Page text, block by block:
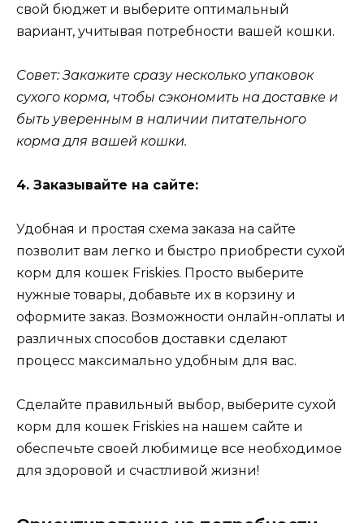
свой бюджет и выберите оптимальный
вариант, учитывая потребности вашей кошки.
Совет: Закажите сразу несколько упаковок
сухого корма, чтобы сэкономить на доставке и
быть уверенным в наличии питательного
корма для вашей кошки.
4. Заказывайте на сайте:
Удобная и простая схема заказа на сайте
позволит вам легко и быстро приобрести сухой
корм для кошек Friskies. Просто выберите
нужные товары, добавьте их в корзину и
оформите заказ. Возможности онлайн-оплаты и
различных способов доставки сделают
процесс максимально удобным для вас.
Сделайте правильный выбор, выберите сухой
корм для кошек Friskies на нашем сайте и
обеспечьте своей любимице все необходимое
для здоровой и счастливой жизни!